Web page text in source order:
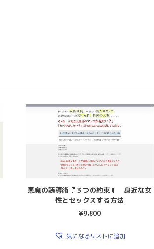
悪魔の誘導術『３つの約束』 身近な女
性とセックスする方法
¥9,800
気になるリストに追加